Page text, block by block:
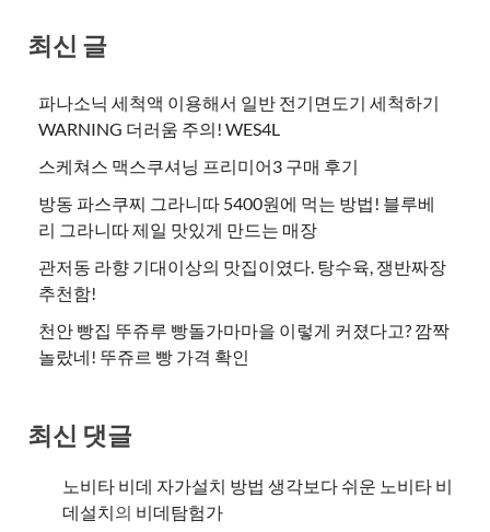
최신 글
파나소닉 세척액 이용해서 일반 전기면도기 세척하기
WARNING 더러움 주의! WES4L
스케쳐스 맥스쿠셔닝 프리미어3 구매 후기
방동 파스쿠찌 그라니따 5400원에 먹는 방법! 블루베
리 그라니따 제일 맛있게 만드는 매장
관저동 라향 기대이상의 맛집이였다. 탕수육, 쟁반짜장
추천함!
천안 빵집 뚜쥬루 빵돌가마마을 이렇게 커졌다고? 깜짝
놀랐네! 뚜쥬르 빵 가격 확인
최신 댓글
노비타 비데 자가설치 방법 생각보다 쉬운 노비타 비
데설치의 비데탐험가